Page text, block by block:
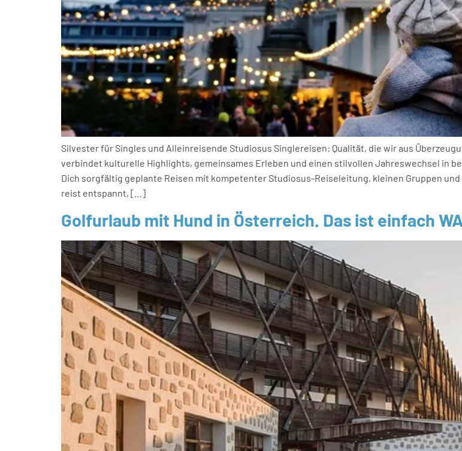
Silvester für Singles und Alleinreisende Studiosus Singlereisen: Qualität, die wir aus
verbindet kulturelle Highlights, gemeinsames Erleben und einen stilvollen Jahreswechsel in
Dich sorgfältig geplante Reisen mit kompetenter Studiosus-Reiseleitung, kleinen Gruppen
reist entspannt, […]
Golfurlaub mit Hund in Österreich. Das ist einfach